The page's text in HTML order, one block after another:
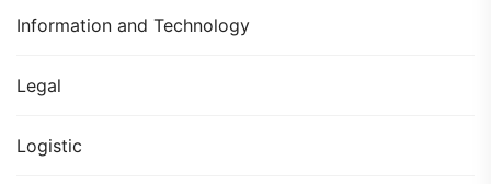
Information and Technology
Legal
Logistic